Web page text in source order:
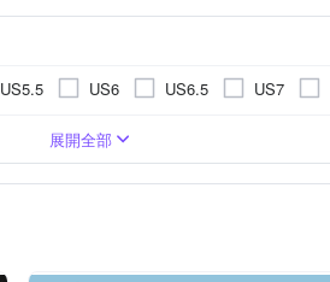
US5.5 US6 US6.5 US7
US12.5
EU36 EU37 EU38 EU39
12cm
登山鞋
展開全部